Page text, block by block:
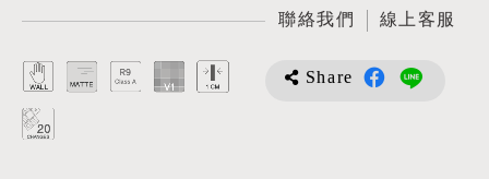
聯絡我們 線上客服
Share